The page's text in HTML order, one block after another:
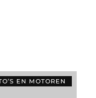
EN MOTOREN